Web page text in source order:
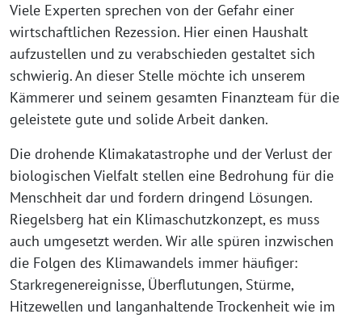
Viele Experten sprechen von der Gefahr einer
wirtschaftlichen Rezession. Hier einen Haushalt
aufzustellen und zu verabschieden gestaltet sich
schwierig. An dieser Stelle möchte ich unserem
Kämmerer und seinem gesamten Finanzteam für die
geleistete gute und solide Arbeit danken.
Die drohende Klimakatastrophe und der Verlust der
biologischen Vielfalt stellen eine Bedrohung für die
Menschheit dar und fordern dringend Lösungen.
Riegelsberg hat ein Klimaschutzkonzept, es muss
auch umgesetzt werden. Wir alle spüren inzwischen
die Folgen des Klimawandels immer häufiger:
Starkregenereignisse, Überflutungen, Stürme,
Hitzewellen und langanhaltende Trockenheit wie im